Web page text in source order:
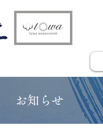
​お知らせ